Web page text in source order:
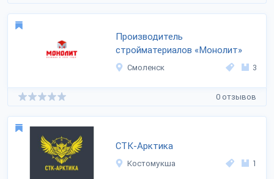
Производитель
стройматериалов «Монолит»
Смоленск 3
0 отзывов
СТК-Арктика
Костомукша 1